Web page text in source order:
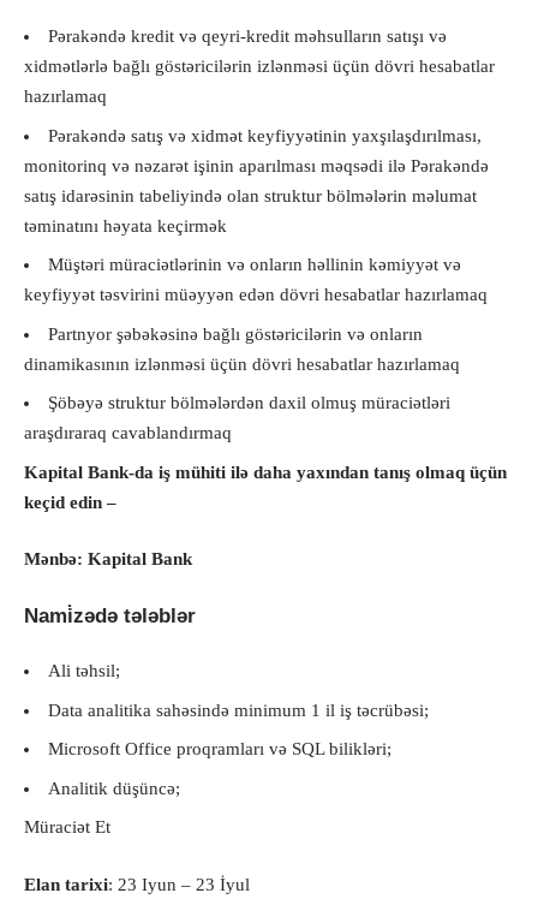
Pərakəndə kredit və qeyri-kredit məhsulların satışı və
xidmətlərlə bağlı göstəricilərin izlənməsi üçün dövri hesabatlar
hazırlamaq
Pərakəndə satış və xidmət keyfiyyətinin yaxşılaşdırılması,
monitorinq və nəzarət işinin aparılması məqsədi ilə Pərakəndə
satış idarəsinin tabeliyində olan struktur bölmələrin məlumat
təminatını həyata keçirmək
Müştəri müraciətlərinin və onların həllinin kəmiyyət və
keyfiyyət təsvirini müəyyən edən dövri hesabatlar hazırlamaq
Partnyor şəbəkəsinə bağlı göstəricilərin və onların
dinamikasının izlənməsi üçün dövri hesabatlar hazırlamaq
Şöbəyə struktur bölmələrdən daxil olmuş müraciətləri
araşdıraraq cavablandırmaq
Kapital Bank-da iş mühiti ilə daha yaxından tanış olmaq üçün
keçid edin –
Mənbə: Kapital Bank
Nami̇zədə tələblər
Ali təhsil;
Data analitika sahəsində minimum 1 il iş təcrübəsi;
Microsoft Office proqramları və SQL bilikləri;
Analitik düşüncə;
Müraciət Et
Elan tarixi: 23 Iyun – 23 İyul